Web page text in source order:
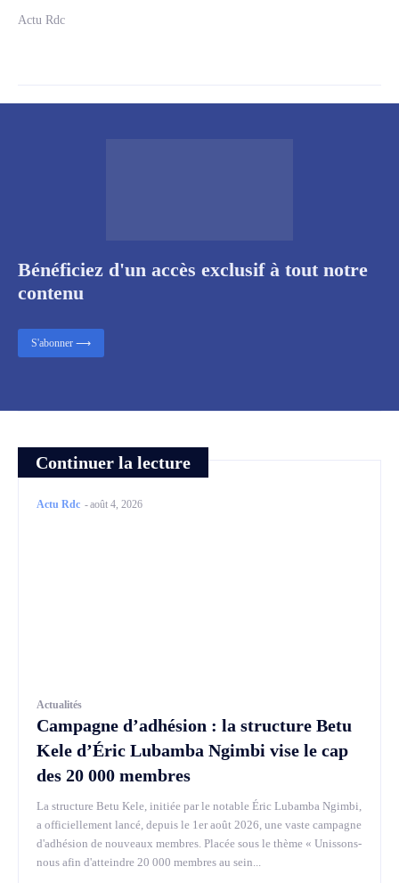
Actu Rdc
Continuer la lecture
Actu Rdc -août 4, 2026
Actualités
Campagne d’adhésion : la structure Betu
Kele d’Éric Lubamba Ngimbi vise le cap
des 20 000 membres
La structure Betu Kele, initiée par le notable Éric Lubamba Ngimbi,
a officiellement lancé, depuis le 1er août 2026, une vaste campagne
d'adhésion de nouveaux membres. Placée sous le thème « Unissons-
nous afin d'atteindre 20 000 membres au sein...
Bénéficiez d'un accès exclusif à tout notre
contenu
S'abonner ⟶